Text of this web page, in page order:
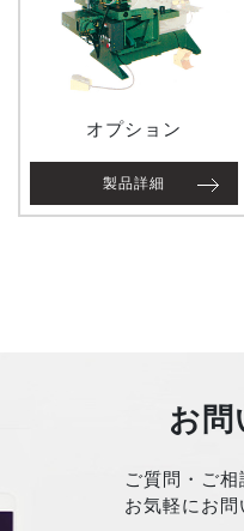
オプション
製品詳細
お問
ご質問・ご相
お気軽にお問